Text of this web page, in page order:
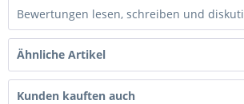
Bewertungen lesen, schreiben und
Ähnliche Artikel
Kunden kauften auch